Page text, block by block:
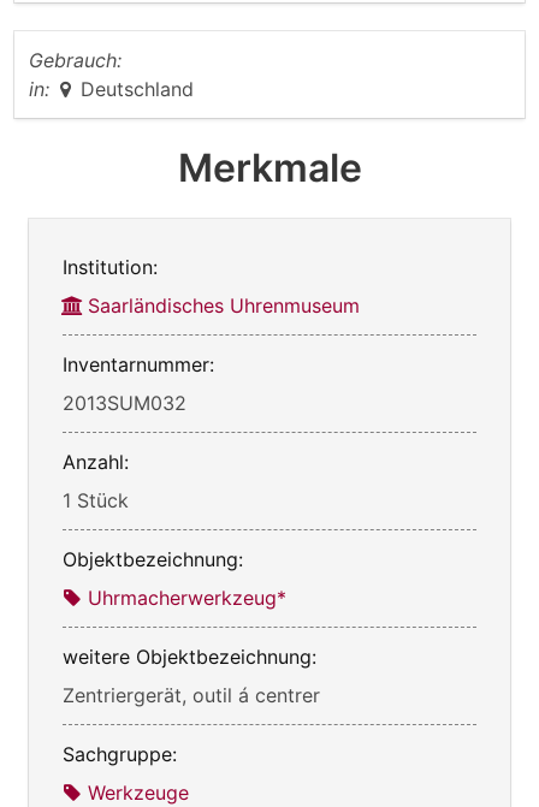
Gebrauch:
in:
Deutschland
Merkmale
Institution:
Saarländisches Uhrenmuseum
Inventarnummer:
2013SUM032
Anzahl:
1 Stück
Objektbezeichnung:
Uhrmacherwerkzeug*
weitere Objektbezeichnung:
Zentriergerät, outil á centrer
Sachgruppe:
Werkzeuge